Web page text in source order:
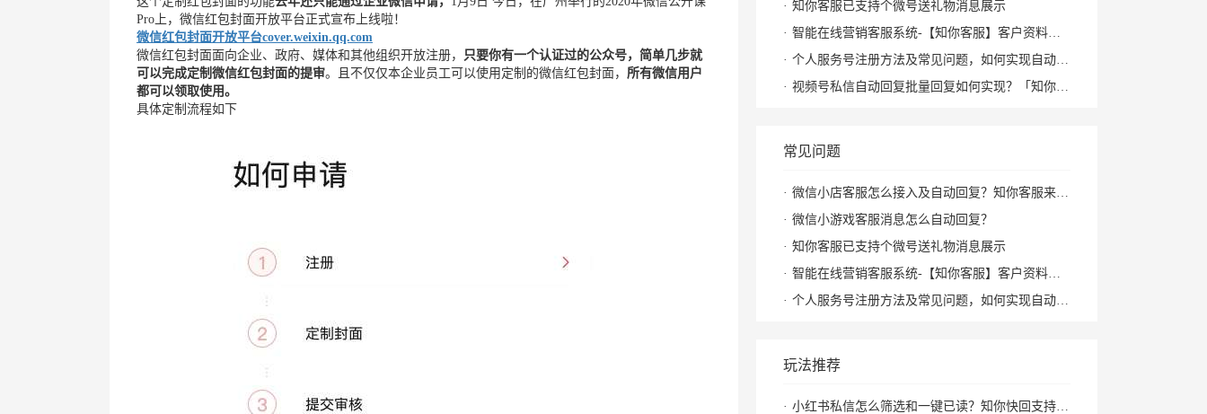
Pro上，微信红包封面开放平台正式宣布上线啦！
微信红包封面开放平台cover.weixin.qq.com
微信红包封面面向企业、政府、媒体和其他组织开放注册，
只要你有一个认证过的公众号，简单几步就
可以完成定制微信红包封面的提审。且不仅仅本企业员工可以使用定制的微信红包封面， 所有微信用户
都可以领取使用。
具体定制流程如下
知你客服已支持个微号送礼物消息展示
智能在线营销客服系统-【知你客服】客户资料已支持打开PC小程序
个人服务号注册方法及常见问题，如何实现自动回复攻略
视频号私信自动回复批量回复如何实现？「知你客服」来帮您
常见问题
微信小店客服怎么接入及自动回复？知你客服来帮您
微信小游戏客服消息怎么自动回复？
知你客服已支持个微号送礼物消息展示
智能在线营销客服系统-【知你客服】客户资料已支持打开PC小程序
个人服务号注册方法及常见问题，如何实现自动回复攻略
玩法推荐
小红书私信怎么筛选和一键已读？知你快回支持私聊群聊筛选、批量已读和图片回复